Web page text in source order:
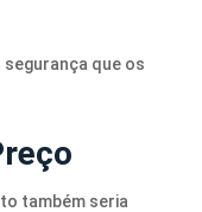
segurança que os
também seria